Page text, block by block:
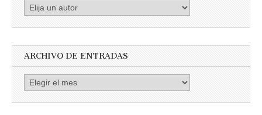
Busca
ARCHIVO DE ENTRADAS
Archivo